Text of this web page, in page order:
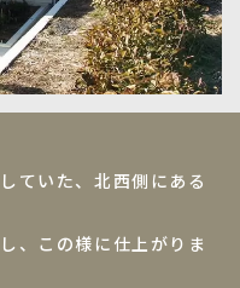
ていた、北西側にある
、この様に仕上がりま